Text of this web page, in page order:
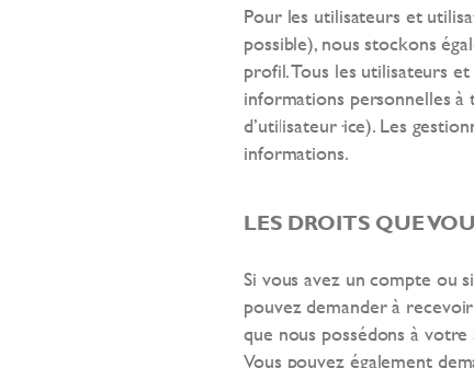
Pour les utilisateurs et
possible), nous stockons
profil. Tous les utilisateurs
informations personnelles
d’utilisateur·ice). Les
informations.
LES DROITS QUE
Si vous avez un compte ou
pouvez demander à
que nous possédons à
Vous pouvez également